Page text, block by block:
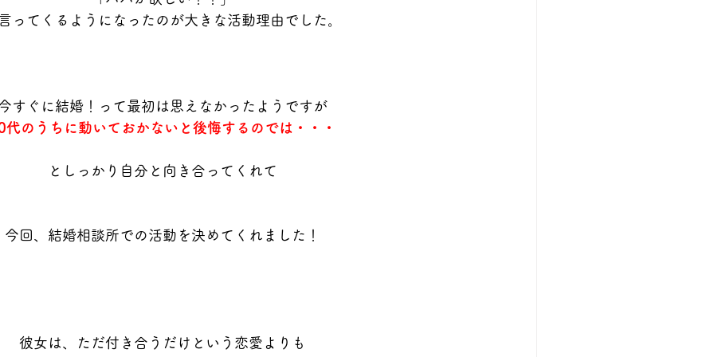
ってくるようになったのが大きな活動理由でした。
すぐに結婚！って最初は思えなかったようですが
代のうちに動いておかないと後悔するのでは・・・
としっかり自分と向き合ってくれて
今回、結婚相談所での活動を決めてくれました！
彼女は、ただ付き合うだけという恋愛よりも